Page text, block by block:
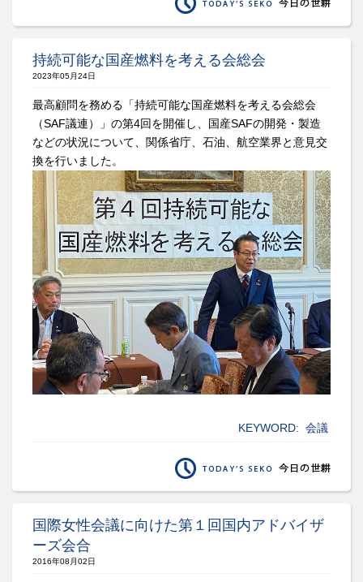
持続可能な国産燃料を考える会総会
2023年05月24日
最高顧問を務める「持続可能な国産燃料を考える会総会
（SAF議連）」の第4回を開催し、国産SAFの開発・製造
などの状況について、関係省庁、石油、航空業界と意見交
換を行いました。
KEYWORD: 会議
国際女性会議に向けた第１回国内アドバイザ
ーズ会合
2016年08月02日